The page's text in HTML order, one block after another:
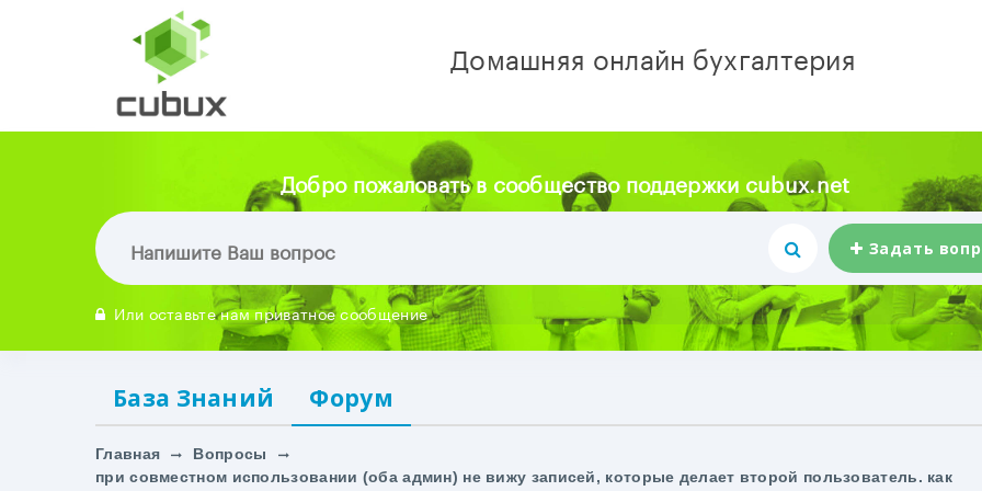
Домашняя онлайн бухгалтерия
Добро пожаловать в сообщество поддержки cubux.net
Задать
Или оставьте нам приватное сообщение
База Знаний Форум
Главная
Вопросы
при совместном использовании (оба админ) не вижу записей, которые делает второй пользователь. как